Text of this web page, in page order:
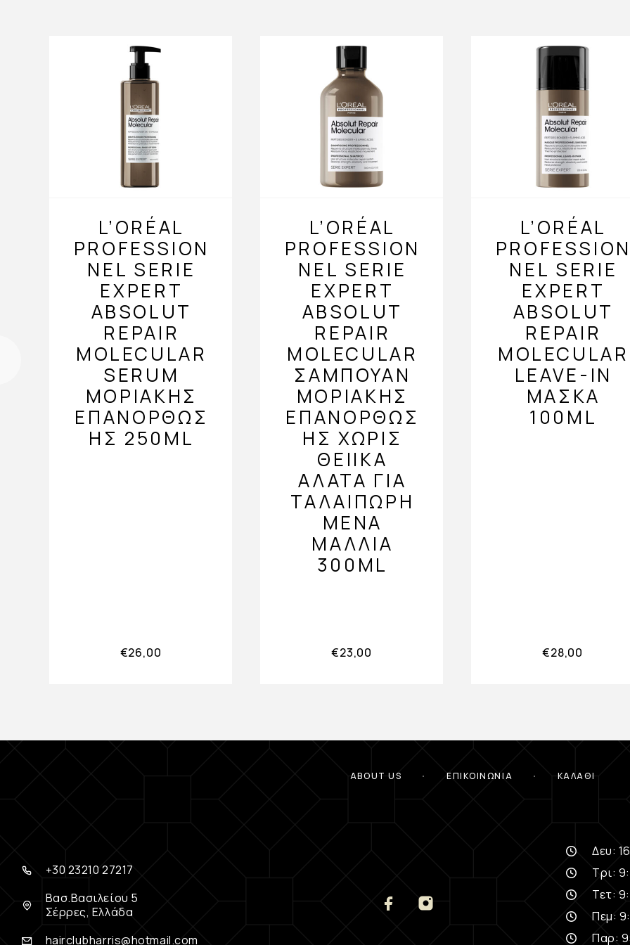
L’ORÉAL
PROFESSION
NEL SERIE
EXPERT
ABSOLUT
REPAIR
MOLECULAR
SERUM
ΜΟΡΙΑΚΉΣ
ΕΠΑΝΌΡΘΩΣ
ΗΣ 250ML
€26,00
L’ORÉAL
PROFESSION
NEL SERIE
EXPERT
ABSOLUT
REPAIR
MOLECULAR
ΣΑΜΠΟΥΆΝ
ΜΟΡΙΑΚΉΣ
ΕΠΑΝΌΡΘΩΣ
ΗΣ ΧΩΡΊΣ
ΘΕΙΙΚΆ
ΆΛΑΤΑ ΓΙΑ
ΤΑΛΑΙΠΩΡΗ
ΜΈΝΑ
ΜΑΛΛΙΆ
300ML
€23,00
L’ORÉAL
PROFESSION
NEL SERIE
EXPERT
ABSOLUT
REPAIR
MOLECULAR
LEAVE-IN
ΜΆΣΚΑ
100ML
€28,00
ABOUT US ΕΠΙΚΟΙΝΩΝΊΑ ΚΑΛΆΘΙ
+30 23210 27217
Βασ.Βασιλείου 5
Σέρρες, Ελλάδα
hairclubharris@hotmail.com
Δευ:
Τρι:
Τετ:
Πεμ:
Παρ: